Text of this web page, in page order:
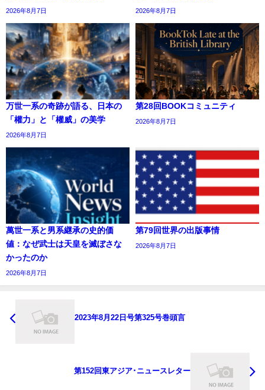
2026年8月7日 2026年8月7日
万世一系の奇跡が語る、日本の
「權力」と「權威」の美学
2026年8月7日
第28回BOOKコミュニティ
2026年8月7日
萬世一系と男系継承の史的価
値：なぜ武士は天皇を滅ぼさな
かったのか
2026年8月7日
第79回世界の出版事情
2026年8月7日
2023年8月22日号第325号巻頭言
第152回東アジア･ニュースレター